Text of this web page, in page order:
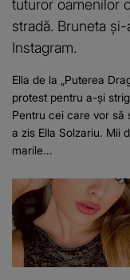
tuturor oamenilor
stradă. Bruneta
Instagram.
Ella de la „Puterea
protest pentru a-și
Pentru cei care vor să
a zis Ella Solzariu. Mii
marile...